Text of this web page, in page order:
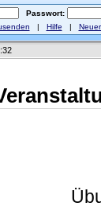
Passwort:
| Hilfe |